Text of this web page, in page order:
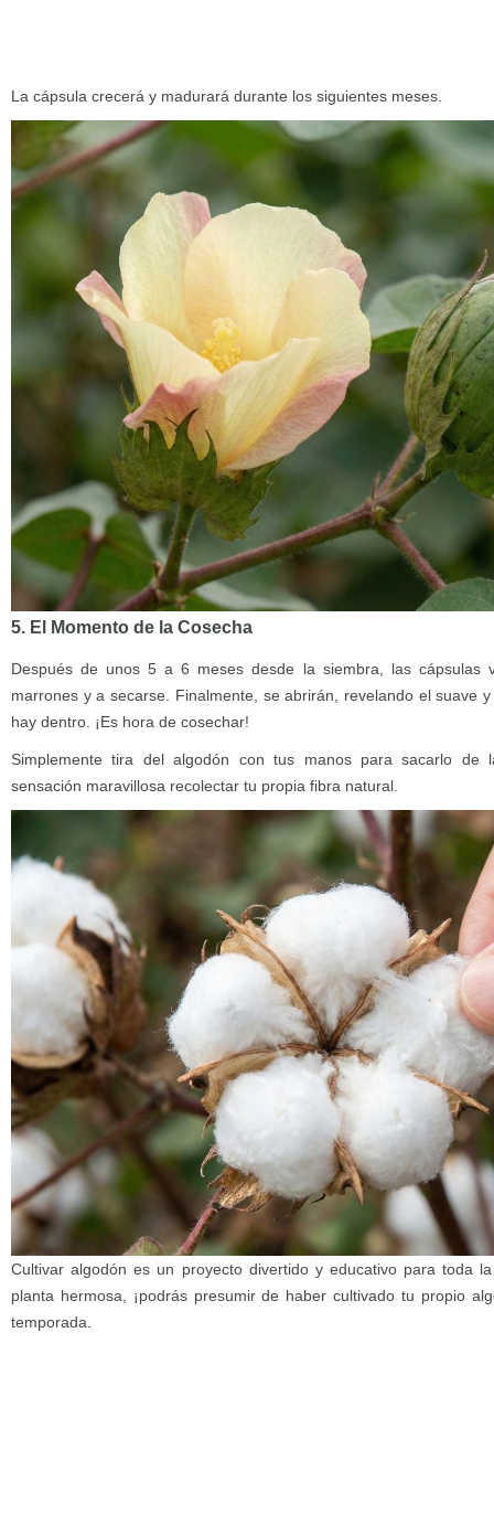
La cápsula crecerá y madurará durante los siguientes meses.
5. El Momento de la Cosecha
Después de unos 5 a 6 meses desde la siembra, las cápsulas
marrones y a secarse. Finalmente, se abrirán, revelando el suave
hay dentro. ¡Es hora de cosechar!
Simplemente tira del algodón con tus manos para sacarlo de
sensación maravillosa recolectar tu propia fibra natural.
Cultivar algodón es un proyecto divertido y educativo para toda
planta hermosa, ¡podrás presumir de haber cultivado tu propio
temporada.